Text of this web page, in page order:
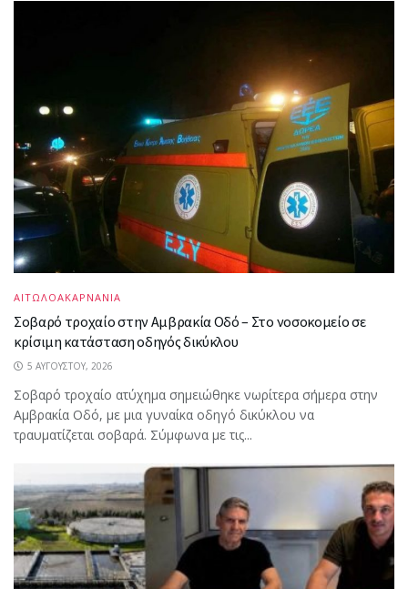
ΑΙΤΩΛΟΑΚΑΡΝΑΝΙΑ
Σοβαρό τροχαίο στην Αμβρακία Οδό – Στο νοσοκομείο σε
κρίσιμη κατάσταση οδηγός δικύκλου
5 ΑΥΓΟΎΣΤΟΥ, 2026
Σοβαρό τροχαίο ατύχημα σημειώθηκε νωρίτερα σήμερα στην
Αμβρακία Οδό, με μια γυναίκα οδηγό δικύκλου να
τραυματίζεται σοβαρά. Σύμφωνα με τις...